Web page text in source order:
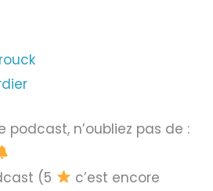
podcast, n’oubliez pas de :
(5
c’est encore